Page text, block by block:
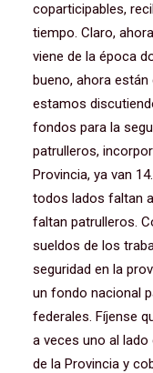
coparticipables,
tiempo. Claro,
viene de la época
bueno, ahora
estamos
fondos para la
patrulleros,
Provincia, ya van
todos lados faltan
faltan patrulleros.
sueldos de los
seguridad en la
un fondo nacional
federales. Fíjense
a veces uno al lado
de la Provincia y